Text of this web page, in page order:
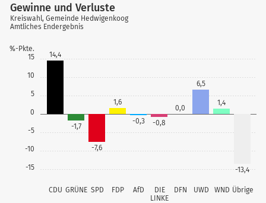
-15
-10
-5
0
5
10
15
%-Pkte.
CDU GRÜNE SPD FDP AfD
DIE
LINKE
DFN UWD WND Übrige
14,4
-1,7
-7,6
1,6
-0,3 -0,8
0,0
6,5
1,4
-13,4
Gewinne und Verluste
Kreiswahl, Gemeinde Hedwigenkoog
Amtliches Endergebnis